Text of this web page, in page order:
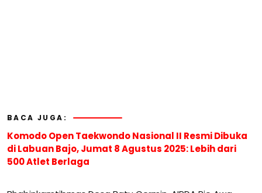
BACA JUGA:
Komodo Open Taekwondo Nasional II Resmi Dibuka
di Labuan Bajo, Jumat 8 Agustus 2025: Lebih dari
500 Atlet Berlaga